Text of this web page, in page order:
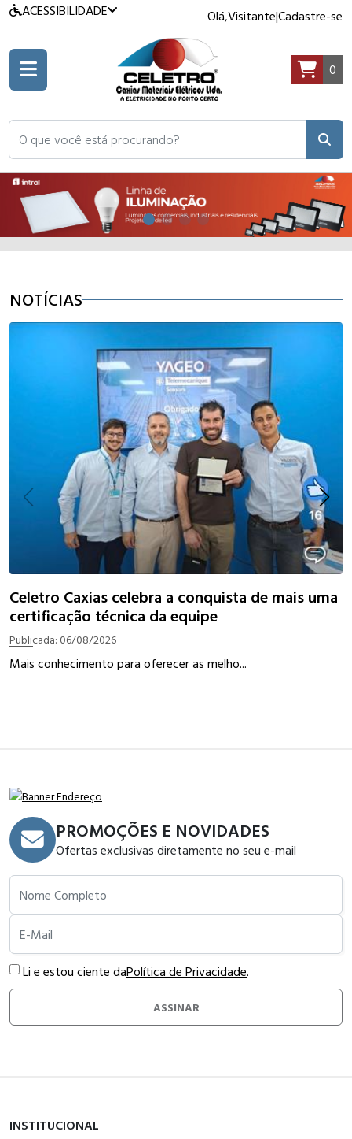
ACESSIBILIDADE Olá,Visitante|Cadastre-se
O que você está procurando?
0
NOTÍCIAS
Celetro Caxias celebra a conquista de mais uma
certificação técnica da equipe
Publicada: 06/08/2026
Mais conhecimento para oferecer as melho...
PROMOÇÕES E NOVIDADES
Ofertas exclusivas diretamente no seu e-mail
Nome Completo
E-Mail
Li e estou ciente daPolítica de Privacidade.
ASSINAR
INSTITUCIONAL